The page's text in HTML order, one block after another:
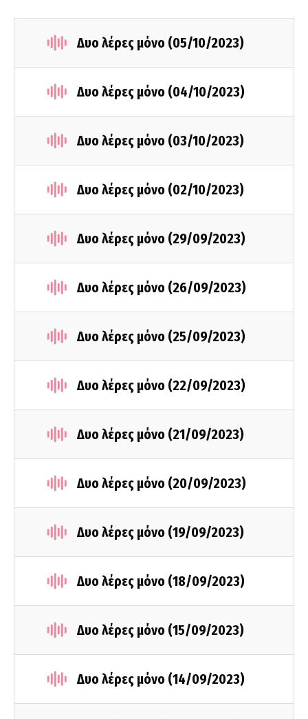
Δυο λέρες μόνο (05/10/2023)
Δυο λέρες μόνο (04/10/2023)
Δυο λέρες μόνο (03/10/2023)
Δυο λέρες μόνο (02/10/2023)
Δυο λέρες μόνο (29/09/2023)
Δυο λέρες μόνο (26/09/2023)
Δυο λέρες μόνο (25/09/2023)
Δυο λέρες μόνο (22/09/2023)
Δυο λέρες μόνο (21/09/2023)
Δυο λέρες μόνο (20/09/2023)
Δυο λέρες μόνο (19/09/2023)
Δυο λέρες μόνο (18/09/2023)
Δυο λέρες μόνο (15/09/2023)
Δυο λέρες μόνο (14/09/2023)